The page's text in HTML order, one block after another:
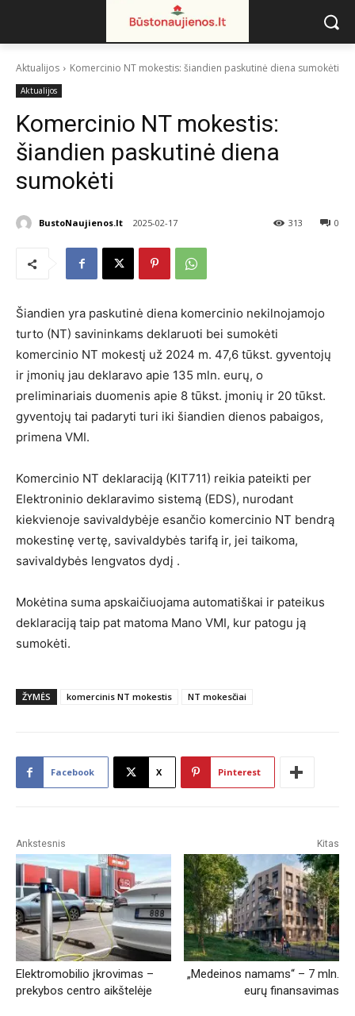
Aktualijos Komercinio NT mokestis: šiandien paskutinė diena sumokėti
Aktualijos
Komercinio NT mokestis:
šiandien paskutinė diena
sumokėti
BustoNaujienos.lt 2025-02-17 0
313
Šiandien yra paskutinė diena komercinio nekilnojamojo
turto (NT) savininkams deklaruoti bei sumokėti
komercinio NT mokestį už 2024 m. 47,6 tūkst. gyventojų
ir įmonių jau deklaravo apie 135 mln. eurų, o
preliminariais duomenis apie 8 tūkst. įmonių ir 20 tūkst.
gyventojų tai padaryti turi iki šiandien dienos pabaigos,
primena VMI.
Komercinio NT deklaraciją (KIT711) reikia pateikti per
Elektroninio deklaravimo sistemą (EDS), nurodant
kiekvienoje savivaldybėje esančio komercinio NT bendrą
mokestinę vertę, savivaldybės tarifą ir, jei taikoma,
savivaldybės lengvatos dydį .
Mokėtina suma apskaičiuojama automatiškai ir pateikus
deklaraciją taip pat matoma Mano VMI, kur patogu ją
sumokėti.
ŽYMĖS komercinis NT mokestis NT mokesčiai
Facebook X Pinterest
Ankstesnis
Elektromobilio įkrovimas –
prekybos centro aikštelėje
Kitas
„Medeinos namams“ – 7 mln.
eurų finansavimas